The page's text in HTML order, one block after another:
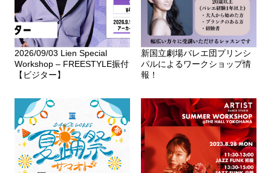
2026/09/03 Lien Special
Workshop – FREESTYLE振付
【ビジター】
新国立劇場バレエ団プリンシ
パルによるワークショップ情
報！